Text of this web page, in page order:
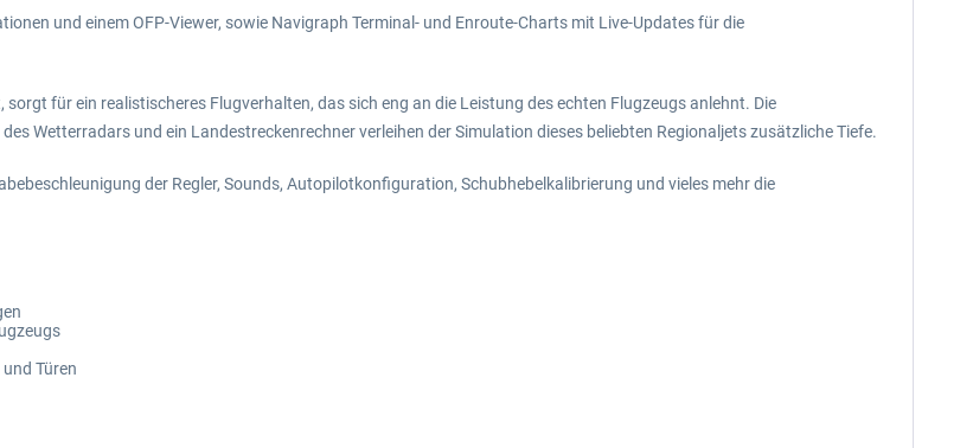
und einem OFP-Viewer, sowie Navigraph Terminal- und Enroute-Charts mit Live-Updates für die
für ein realistischeres Flugverhalten, das sich eng an die Leistung des echten Flugzeugs anlehnt. Die
Wetterradars und ein Landestreckenrechner verleihen der Simulation dieses beliebten Regionaljets zusätzliche Tiefe.
der Regler, Sounds, Autopilotkonfiguration, Schubhebelkalibrierung und vieles mehr die
Türen